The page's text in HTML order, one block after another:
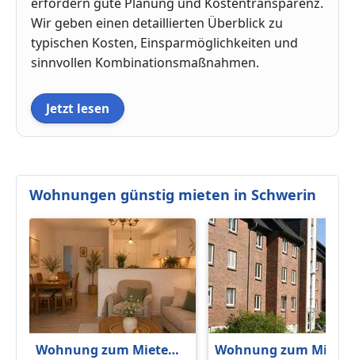
Wir geben einen detaillierten Überblick zu
typischen Kosten, Einsparmöglichkeiten und
sinnvollen Kombinationsmaßnahmen.
Jetzt lesen
Wohnungen günstig mieten in Schwerin
Wohnung zum Mieten
Wohnung zum Mieten